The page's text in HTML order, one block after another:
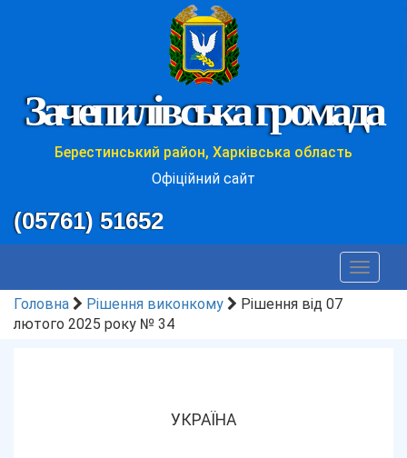
Зачепилівська громада
Берестинський район, Харківська область
Офіційний сайт
(05761) 51652
Toggle
Головна
Рішення виконкому
Рішення від 07
лютого 2025 року № 34
УКРАЇНА